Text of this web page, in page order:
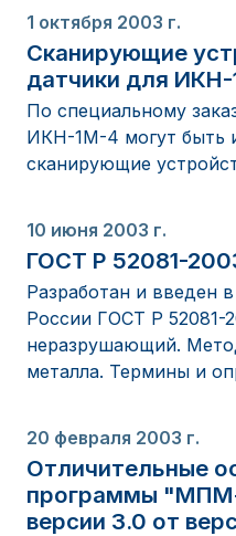
1 октября 2003 г.
Сканирующие
датчики для
По специальному
ИКН-1М-4 могут быть
сканирующие
10 июня 2003 г.
ГОСТ Р 52081-
Разработан и введен
России ГОСТ Р 52081-
неразрушающий.
металла. Термины и
20 февраля 2003 г.
Отличительные
программы
версии 3.0 от